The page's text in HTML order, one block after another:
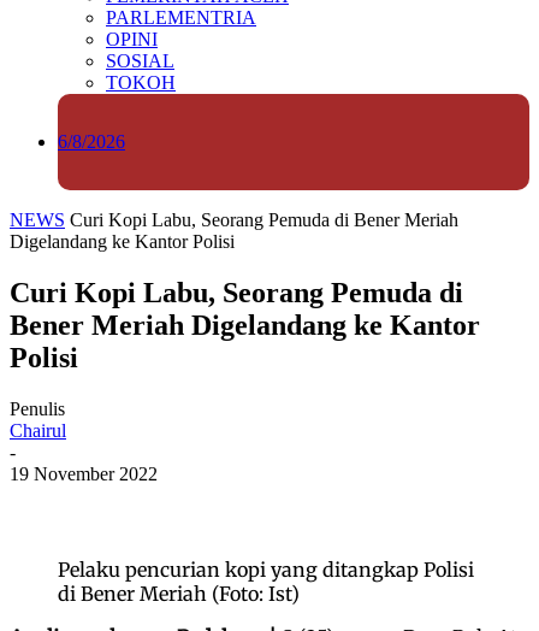
PARLEMENTRIA
OPINI
SOSIAL
TOKOH
6/8/2026
NEWS Curi Kopi Labu, Seorang Pemuda di Bener Meriah
Digelandang ke Kantor Polisi
Curi Kopi Labu, Seorang Pemuda di
Bener Meriah Digelandang ke Kantor
Polisi
Penulis
Chairul
-
19 November 2022
Pelaku pencurian kopi yang ditangkap Polisi
di Bener Meriah (Foto: Ist)